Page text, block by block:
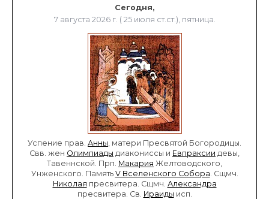
Сегодня,
7 августа 2026 г. ( 25 июля ст.ст.), пятница.
Успение прав. Анны , матери Пресвятой Богородицы.
Свв. жен Олимпиады диакониссы и Евпраксии девы,
Тавеннской. Прп. Макария Желтоводского,
Унженского. Память V Вселенского Собора . Сщмч.
Николая пресвитера. Сщмч. Александра
пресвитера. Св. Ираиды исп.